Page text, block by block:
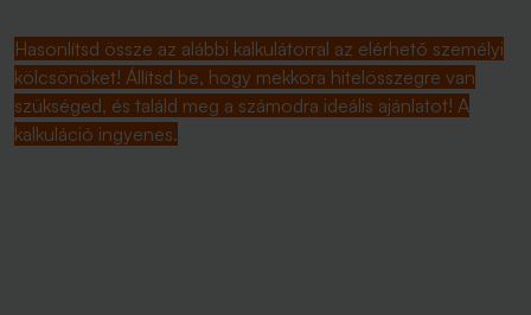
Hasonlítsd össze az alábbi kalkulátorral az elérhető személyi
kölcsönöket! Állítsd be, hogy mekkora hitelösszegre van
szükséged, és találd meg a számodra ideális ajánlatot! A
kalkuláció ingyenes.